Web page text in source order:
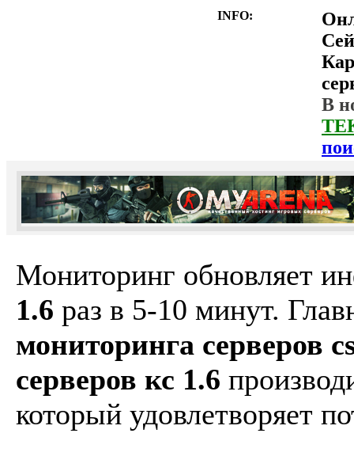
INFO:
В
Мониторинг обновляет
1.6 раз в 5-10 минут.
мониторинга серверов
серверов кс 1.6
который удовлетворяет